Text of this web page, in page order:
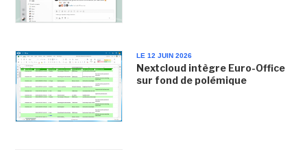
LE 12 JUIN 2026
Nextcloud intègre Euro-Office
sur fond de polémique